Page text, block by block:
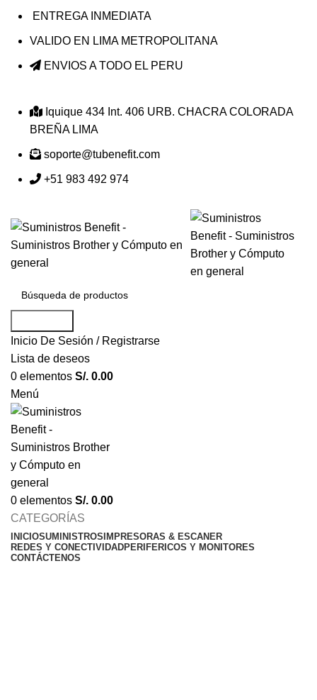
ENTREGA INMEDIATA
VALIDO EN LIMA METROPOLITANA
ENVIOS A TODO EL PERU
Iquique 434 Int. 406 URB. CHACRA COLORADA
BREÑA LIMA
soporte@tubenefit.com
+51 983 492 974
Inicio De Sesión / Registrarse
Lista de deseos
0 elementos S/. 0.00
Menú
0 elementos S/. 0.00
CATEGORÍAS
INICIOSUMINISTROS IMPRESORAS & ESCANER
REDES Y CONECTIVIDADPERIFERICOS Y MONITORES
CONTÁCTENOS